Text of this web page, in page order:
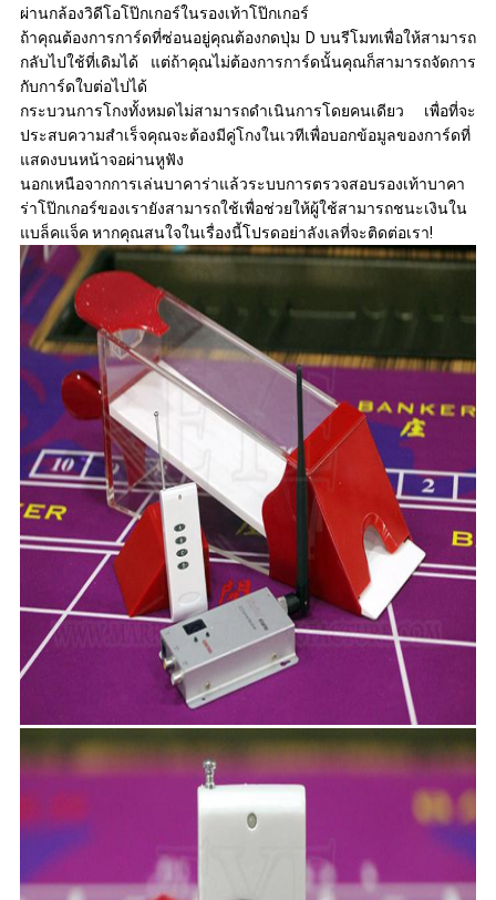
ผ่านกล้องวิดีโอโป๊กเกอร์ในรองเท้าโป๊กเกอร์
ถ้าคุณต้องการการ์ดที่ซ่อนอยู่คุณต้องกดปุ่ม D บนรีโมทเพื่อให้สามารถ
กลับไปใช้ที่เดิมได้
แต่ถ้าคุณไม่ต้องการการ์ดนั้นคุณก็สามารถจัดการ
กับการ์ดใบต่อไปได้
กระบวนการโกงทั้งหมดไม่สามารถดำเนินการโดยคนเดียว
เพื่อที่จะ
ประสบความสำเร็จคุณจะต้องมีคู่โกงในเวทีเพื่อบอกข้อมูลของการ์ดที่
แสดงบนหน้าจอผ่านหูฟัง
นอกเหนือจากการเล่นบาคาร่าแล้วระบบการตรวจสอบรองเท้าบาคา
ร่าโป๊กเกอร์ของเรายังสามารถใช้เพื่อช่วยให้ผู้ใช้สามารถชนะเงินใน
แบล็คแจ็คหากคุณสนใจในเรื่องนี้โปรดอย่าลังเลที่จะติดต่อเรา!